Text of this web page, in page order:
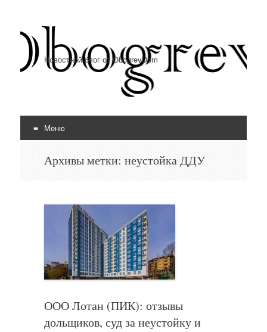
Новостной блог от ObogrevDom
Меню
Архивы метки: неустойка ДДУ
ООО Лотан (ПИК): отзывы
дольщиков, суд за неустойку и